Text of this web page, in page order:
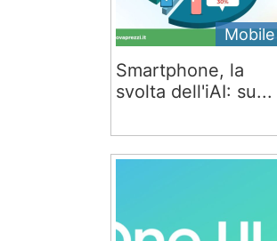
Mobile
Smartphone, la
svolta dell'iAI: su...